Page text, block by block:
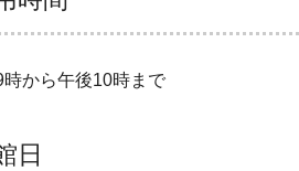
時から午後10時まで
日